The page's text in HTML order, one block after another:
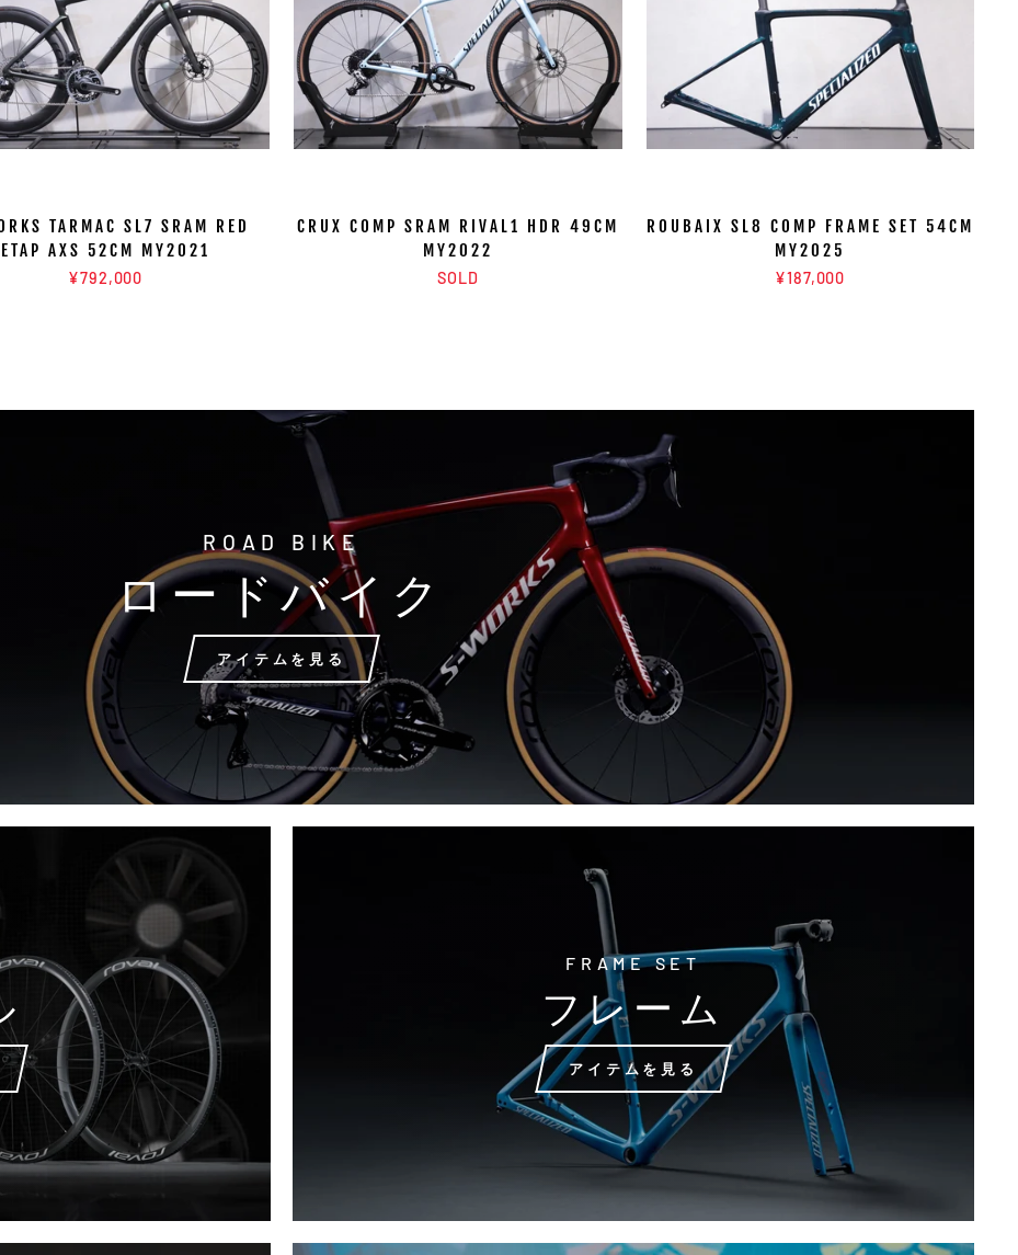
TARMAC SL7 SRAM RED
ETAP AXS 52CM MY2021
¥792,000
CRUX COMP SRAM RIVAL1 HDR 49CM
MY2022
SOLD
ROUBAIX SL8 COMP FRAME SET 54CM
MY2025
¥187,000
ROAD BIKE
ロードバイク
アイテムを見る
FRAME SET
フレーム
アイテムを見る